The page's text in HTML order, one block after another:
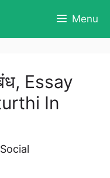
Menu
Essay
In